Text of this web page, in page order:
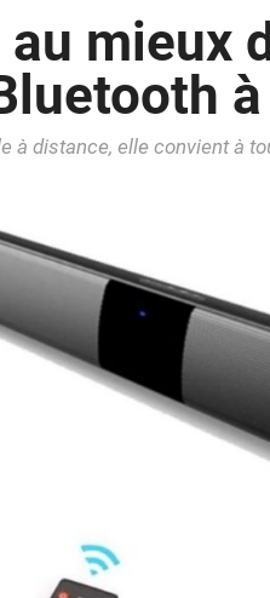
mieux
à distance, elle convient à